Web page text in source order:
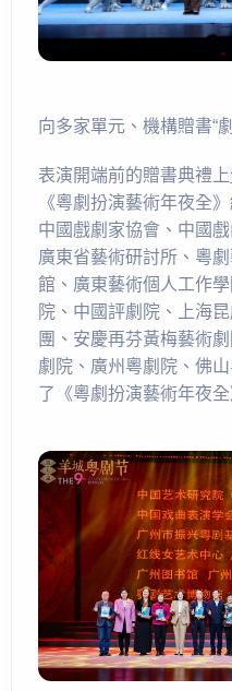
向多家單元、機構贈書“
表演開端前的贈書典禮上
《粵劇扮演藝術年夜全
中國戲劇家協會、中國
廣東省藝術研討所、粵
館、廣東藝術個人工作
院、中國評劇院、上海
團、安慶再芬黃梅藝術
劇院、廣州粵劇院、佛
了《粵劇扮演藝術年夜全